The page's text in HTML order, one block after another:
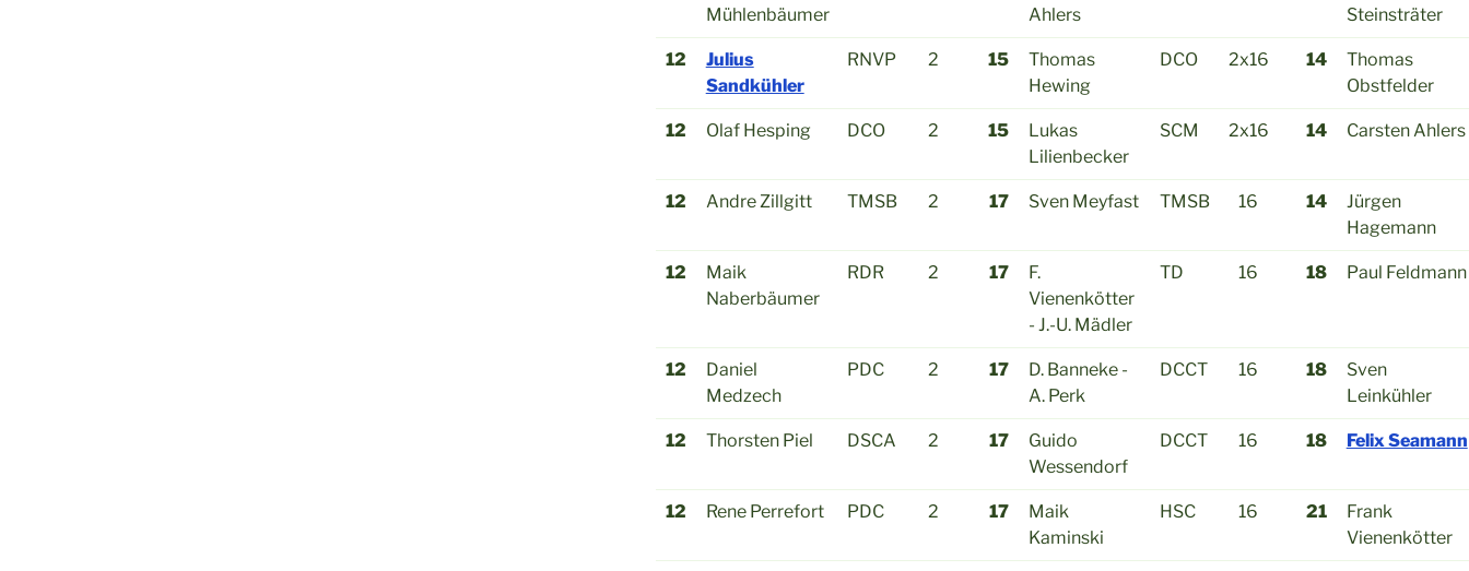
Mühlenbäumer
Ahlers
Steinsträter
12
Julius
Sandkühler
RNVP 2 15
Thomas
Hewing
DCO 2x16 14
Thomas
Obstfelder
12 Olaf Hesping DCO 2 15
Lukas
Lilienbecker
SCM 2x16 14 Carsten Ahlers
12 Andre Zillgitt TMSB 2 17 Sven Meyfast TMSB 16 14
Jürgen
Hagemann
12
Maik
Naberbäumer
RDR 2 17
F.
Vienenkötter
- J.-U. Mädler
TD 16 18 Paul Feldmann
12
Daniel
Medzech
PDC 2 17
D. Banneke -
A. Perk
DCCT 16 18
Sven
Leinkühler
12 Thorsten Piel DSCA 2 17
Guido
Wessendorf
DCCT 16 18 Felix Seamann
12 Rene Perrefort PDC 2 17
Maik
Kaminski
HSC 16 21
Frank
Vienenkötter